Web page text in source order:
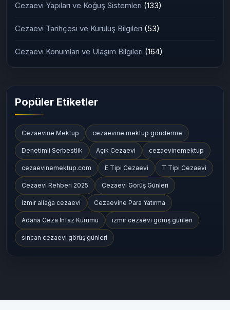
Cezaevi Yapıları ve Koğuş Sistemleri (133)
Cezaevi Tarihçesi ve Kuruluş Bilgileri (53)
Cezaevi Konumları ve Ulaşım Bilgileri (164)
Popüler Etiketler
Cezaevine Mektup cezaevine mektup gönderme
Denetimli Serbestlik Açık Cezaevi cezaevinemektup
cezaevinemektup.com E Tipi Cezaevi T Tipi Cezaevi
Cezaevi Rehberi 2025 Cezaevi Görüş Günleri
izmir aliağa cezaevi Cezaevine Para Yatırma
Adana Ceza İnfaz Kurumu izmir cezaevi görüş günleri
sincan cezaevi görüş günleri